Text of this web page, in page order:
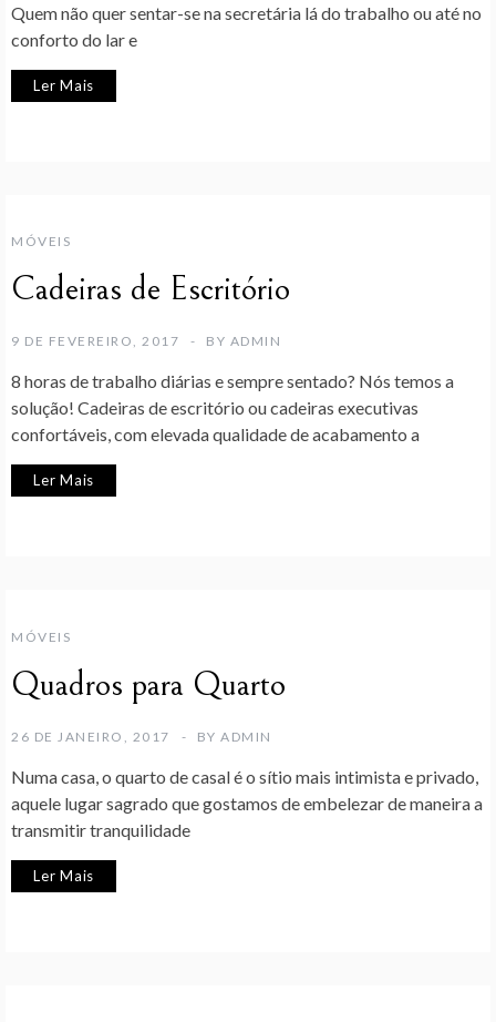
Quem não quer sentar-se na secretária lá do trabalho ou até no
conforto do lar e
Ler Mais
MÓVEIS
Cadeiras de Escritório
9 DE FEVEREIRO, 2017 BY ADMIN
8 horas de trabalho diárias e sempre sentado? Nós temos a
solução! Cadeiras de escritório ou cadeiras executivas
confortáveis, com elevada qualidade de acabamento a
Ler Mais
MÓVEIS
Quadros para Quarto
26 DE JANEIRO, 2017 BY ADMIN
Numa casa, o quarto de casal é o sítio mais intimista e privado,
aquele lugar sagrado que gostamos de embelezar de maneira a
transmitir tranquilidade
Ler Mais